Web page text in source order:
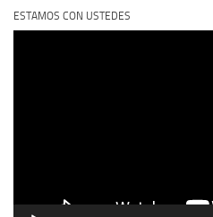
ESTAMOS CON USTEDES